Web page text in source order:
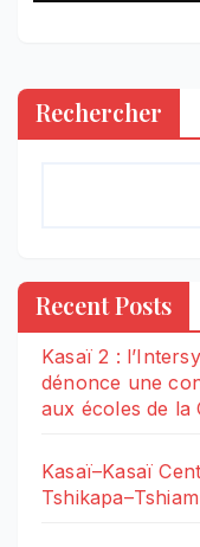
Rechercher
Recent Posts
Kasaï 2 :
dénonce une
aux écoles de la
Kasaï–Kasaï